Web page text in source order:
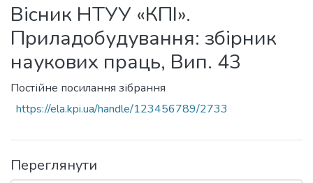
Вісник НТУУ «КПІ».
Приладобудування: збірник
наукових праць, Вип. 43
Постійне посилання зібрання
https://ela.kpi.ua/handle/123456789/2733
Переглянути